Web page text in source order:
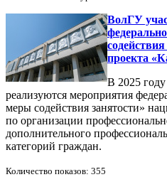
ВолГУ
проекта
В 2025
реализуются мероприятия
меры содействия занятости»
по организации
дополнительного
категорий граждан.
Количество показов: 355